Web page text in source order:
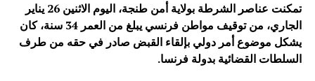
تمكنت عناصر الشرطة بولاية أمن طنجة، اليوم الاثنين 26 يناير
الجاري، من توقيف مواطن فرنسي يبلغ من العمر 34 سنة، كان
يشكل موضوع أمر دولي بإلقاء القبض صادر في حقه من طرف
السلطات القضائية بدولة فرنسا.